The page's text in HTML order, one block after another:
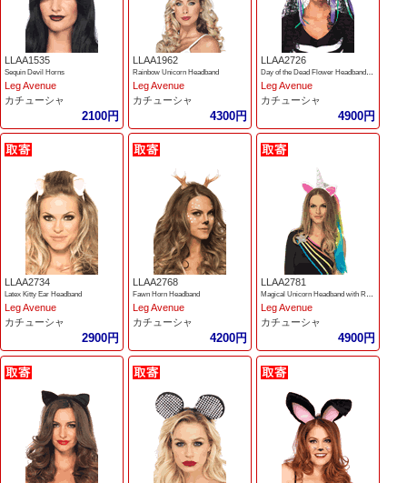
LLAA1535
Sequin Devil Horns
Leg Avenue
カチューシャ
2100円
LLAA1962
Rainbow Unicorn Headband
Leg Avenue
カチューシャ
4300円
LLAA2726
Leg Avenue
カチューシャ
4900円
LLAA2734
Latex Kitty Ear Headband
Leg Avenue
カチューシャ
2900円
LLAA2768
Fawn Horn Headband
Leg Avenue
カチューシャ
4200円
LLAA2781
Magical Unicorn Headband with Rainbow Wig Mane
Leg Avenue
カチューシャ
4900円